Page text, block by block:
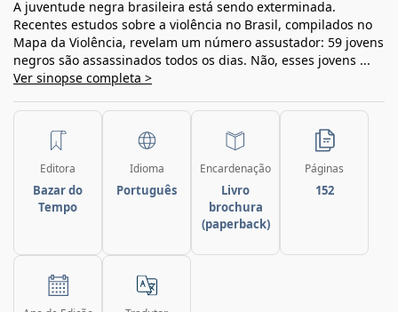
A juventude negra brasileira está sendo exterminada.
Recentes estudos sobre a violência no Brasil, compilados no
Mapa da Violência, revelam um número assustador: 59 jovens
negros são assassinados todos os dias. Não, esses jovens ...
Ver sinopse completa >
Editora
Bazar do
Tempo
Idioma
Português
Encardenação
Livro
brochura
(paperback)
Páginas
152